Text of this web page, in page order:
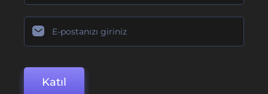
Katıl